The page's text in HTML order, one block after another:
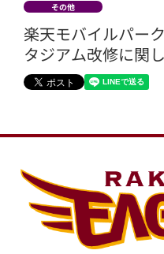
その他
楽天モバイルパー
タジアム改修に関